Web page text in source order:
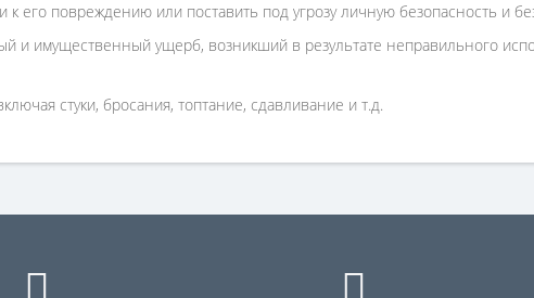
его повреждению или поставить под угрозу личную безопасность и
и имущественный ущерб, возникший в результате неправильного
стуки, бросания, топтание, сдавливание и т.д.